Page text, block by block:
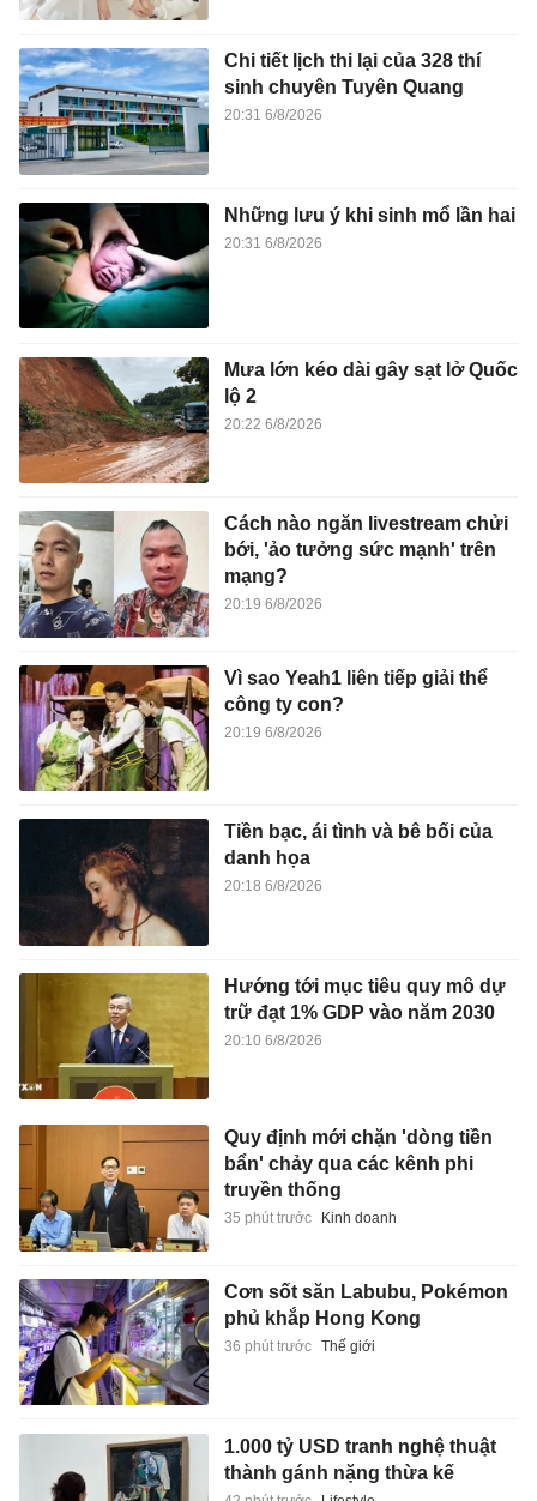
Chi tiết lịch thi lại của 328 thí
sinh chuyên Tuyên Quang
20:31 6/8/2026
Những lưu ý khi sinh mổ lần hai
20:31 6/8/2026
Mưa lớn kéo dài gây sạt lở Quốc
lộ 2
20:22 6/8/2026
Cách nào ngăn livestream chửi
bới, 'ảo tưởng sức mạnh' trên
mạng?
20:19 6/8/2026
Vì sao Yeah1 liên tiếp giải thể
công ty con?
20:19 6/8/2026
Tiền bạc, ái tình và bê bối của
danh họa
20:18 6/8/2026
Hướng tới mục tiêu quy mô dự
trữ đạt 1% GDP vào năm 2030
20:10 6/8/2026
Quy định mới chặn 'dòng tiền
bẩn' chảy qua các kênh phi
truyền thống
35 phút trước Kinh doanh
Cơn sốt săn Labubu, Pokémon
phủ khắp Hong Kong
36 phút trước Thế giới
1.000 tỷ USD tranh nghệ thuật
thành gánh nặng thừa kế